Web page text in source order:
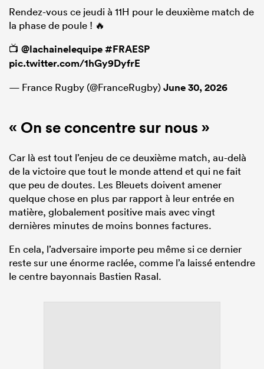
Rendez-vous ce jeudi à 11H pour le deuxième match de
la phase de poule ! 🔥
📺 @lachainelequipe#FRAESP
pic.twitter.com/1hGy9DyfrE
— France Rugby (@FranceRugby)June 30, 2026
« On se concentre sur nous »
Car là est tout l’enjeu de ce deuxième match, au-delà
de la victoire que tout le monde attend et qui ne fait
que peu de doutes. Les Bleuets doivent amener
quelque chose en plus par rapport à leur entrée en
matière, globalement positive mais avec vingt
dernières minutes de moins bonnes factures.
En cela, l’adversaire importe peu même si ce dernier
reste sur une énorme raclée, comme l’a laissé entendre
le centre bayonnais Bastien Rasal.